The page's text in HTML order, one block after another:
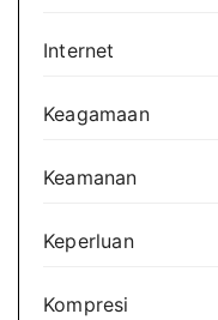
Internet
Keagamaan
Keamanan
Keperluan
Kompresi